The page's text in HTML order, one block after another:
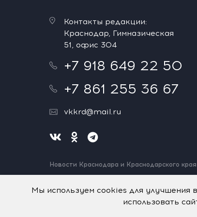
Контакты редакции:
Краснодар, Гимназическая
51, офис 304
+7 918 649 22 50
+7 861 255 36 67
vkkrd@mail.ru
Новости Краснодара и Краснодарского края
Нашли ошибку? Выделите и нажмите
Мы используем cookies для улучшения
использовать